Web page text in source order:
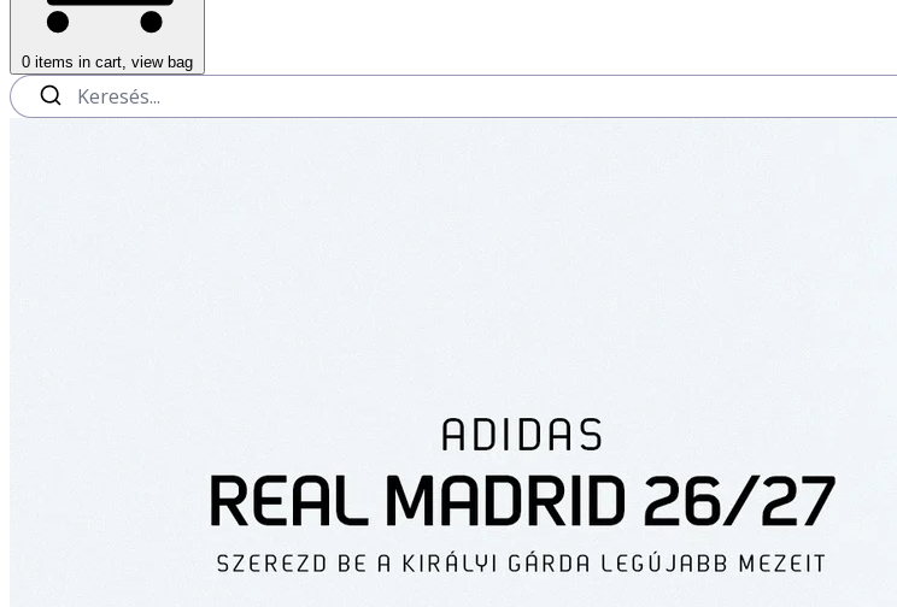
0 items in cart, view bag